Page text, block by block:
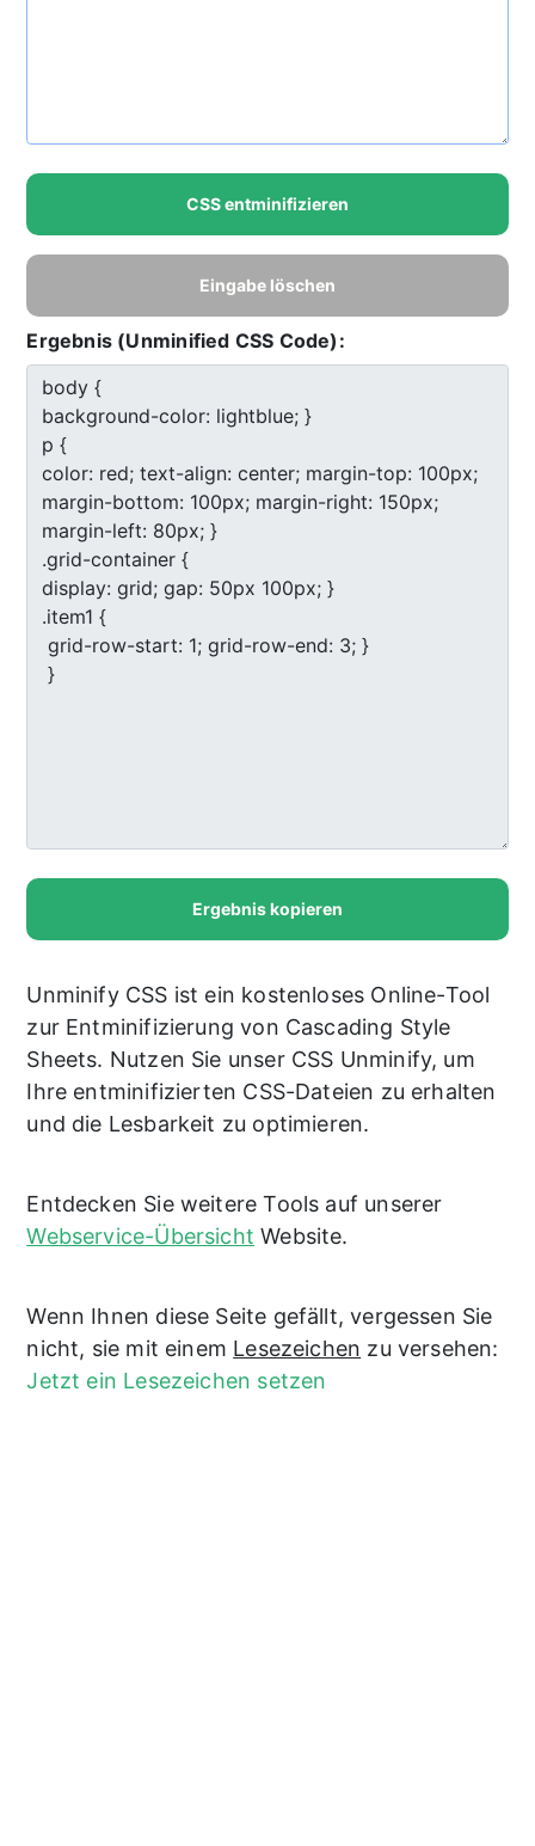
CSS entminifizieren
Eingabe löschen
Ergebnis (Unminified CSS Code):
Ergebnis kopieren
Unminify CSS ist ein kostenloses Online-Tool
zur Entminifizierung von Cascading Style
Sheets. Nutzen Sie unser CSS Unminify, um
Ihre entminifizierten CSS-Dateien zu erhalten
und die Lesbarkeit zu optimieren.
Entdecken Sie weitere Tools auf unserer
Webservice-Übersicht Website.
Wenn Ihnen diese Seite gefällt, vergessen Sie
nicht, sie mit einem Lesezeichen zu versehen:
Jetzt ein Lesezeichen setzen